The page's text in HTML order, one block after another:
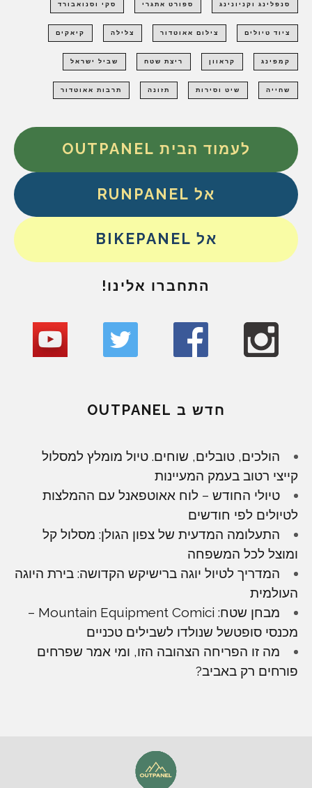
סנפלינג וקניונינג ספורט אתגרי סקי וסנואבורד
ציוד טיולים צילום אאוטדור צלילה קיאקים
קמפינג קראוון ריצת שטח שביל ישראל
שחייה שיט וסירות תזונה תרבות אאוטדור
לעמוד הבית OUTPANEL
אל RUNPANEL
אל BIKEPANEL
התחברו אלינו!
חדש ב OUTPANEL
הולכים, טובלים, שוחים. טיול מומלץ למסלול
קייצי רטוב בעמק המעיינות
טיולי החודש – לוח אאוטפאנל עם ההמלצות
לטיולים לפי חודשים
התעלומה המדעית של צפון הגולן: מסלול קל
ומוצל לכל המשפחה
המדריך לטיול יוגה ברישיקש הקדושה: בירת היוגה
העולמית
מבחן שטח: Mountain Equipment Comici –
מכנסי סופטשל שנולדו לשבילים טכניים
מה זו הפריחה הצהובה הזו, ומי אמר שפרחים
פורחים רק באביב?